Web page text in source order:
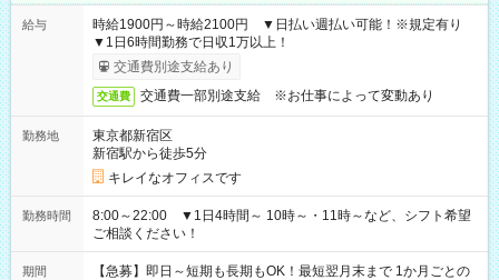
給与
時給1900円～時給2100円 ▼日払い週払い可能！※規定有り
▼1日6時間勤務で日収1万以上！
交通費別途支給あり
交通費 交通費一部別途支給 ※お仕事によって変動あり
勤務地
東京都新宿区
新宿駅から徒歩5分
キレイなオフィスです
勤務時間
8:00～22:00 ▼1日4時間～ 10時～・11時～など、シフト希望
ご相談ください！
期間
【急募】即日～短期も長期もOK！最短翌月末まで 1か月ごとの